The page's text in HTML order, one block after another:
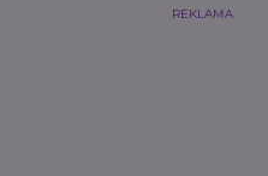
REKLAMA